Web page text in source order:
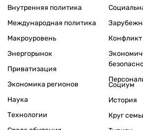
Внутренняя политика
Международная политика
Макроуровень
Энергорынок
Приватизация
Экономика регионов
Конфликт
Наука
Технологии
Социум
История
Круг